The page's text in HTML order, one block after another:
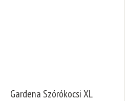
Gardena Szórókocsi XL